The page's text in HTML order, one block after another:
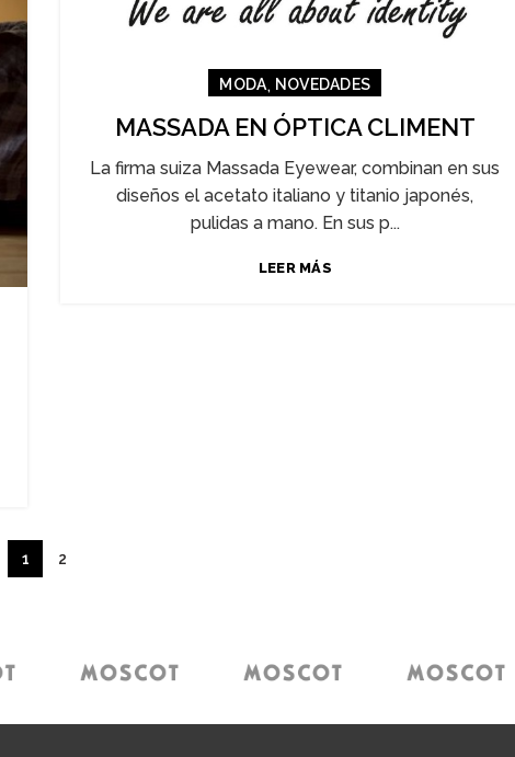
MODA, NOVEDADES
MASSADA EN ÓPTICA CLIMENT
La firma suiza Massada Eyewear, combinan en sus
diseños el acetato italiano y titanio japonés,
pulidas a mano. En sus p...
LEER MÁS
1 2